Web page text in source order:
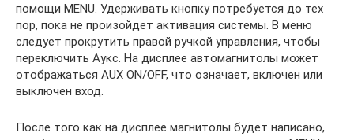
помощи MENU. Удерживать кнопку потребуется до тех
пор, пока не произойдет активация системы. В меню
следует прокрутить правой ручкой управления, чтобы
переключить Аукс. На дисплее автомагнитолы может
отображаться AUX ON/OFF, что означает, включен или
выключен вход.
После того как на дисплее магнитолы будет написано,